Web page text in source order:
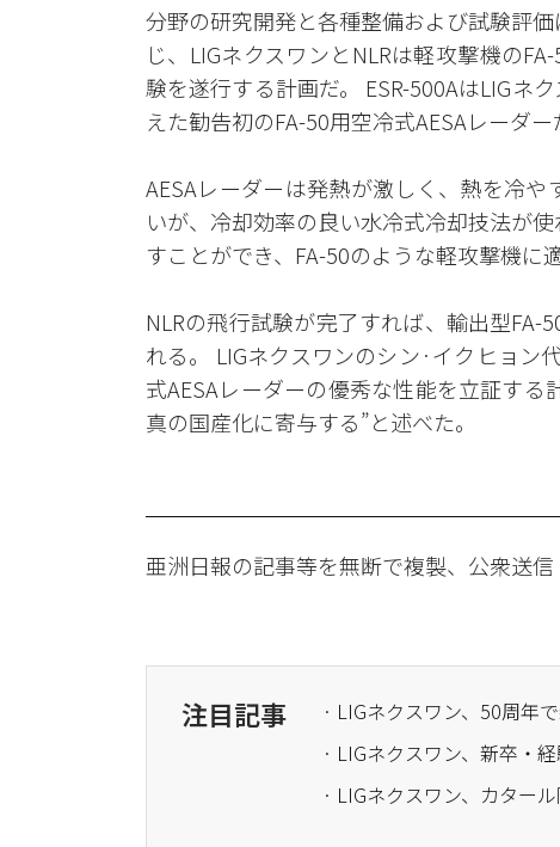
分野の研究開発と各種整備および試験評
じ、LIGネクスワンとNLRは軽攻撃機の
験を遂行する計画だ。 ESR-500AはLIGネ
えた勧告初のFA-50用空冷式AESAレーダー
AESAレーダーは発熱が激しく、熱を冷
いが、冷却効率の良い水冷式冷却技法が
すことができ、FA-50のような軽攻撃機に
NLRの飛行試験が完了すれば、輸出型FA-
れる。 LIGネクスワンのシン·イクヒョン
式AESAレーダーの優秀な性能を立証する
真の国産化に寄与する”と述べた。
亜洲日報の記事等を無断で複製、公衆送
注目記事
· LIGネクスワン、50周年
· LIGネクスワン、新卒・
· LIGネクスワン、カター